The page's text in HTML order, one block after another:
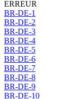
ERREUR
BR-DE-1
BR-DE-2
BR-DE-3
BR-DE-4
BR-DE-5
BR-DE-6
BR-DE-7
BR-DE-8
BR-DE-9
BR-DE-10